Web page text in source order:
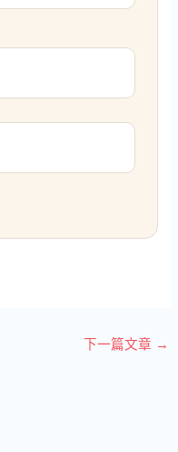
下一篇文章 →